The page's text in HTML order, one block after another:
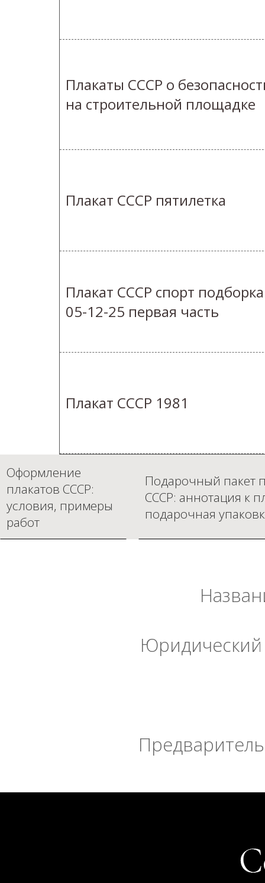
Плакаты СССР о
на строительной площадке
Плакат СССР пятилетка
Плакат СССР спорт подборка
05-12-25 первая часть
Плакат СССР 1981
Оформление
плакатов СССР:
условия, примеры
работ
Подарочный пакет
СССР: аннотация к
подарочная